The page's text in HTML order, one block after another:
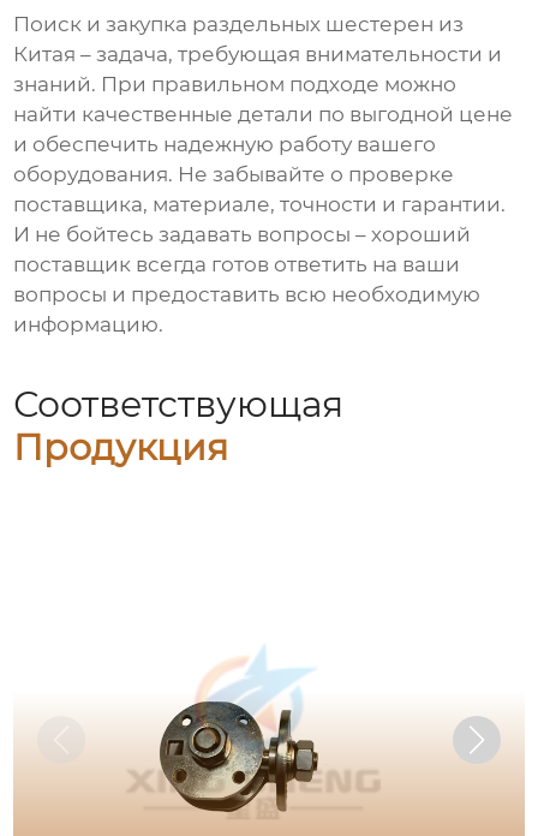
Поиск и закупка раздельных шестерен из
Китая – задача, требующая внимательности и
знаний. При правильном подходе можно
найти качественные детали по выгодной цене
и обеспечить надежную работу вашего
оборудования. Не забывайте о проверке
поставщика, материале, точности и гарантии.
И не бойтесь задавать вопросы – хороший
поставщик всегда готов ответить на ваши
вопросы и предоставить всю необходимую
информацию.
Соответствующая
Продукция